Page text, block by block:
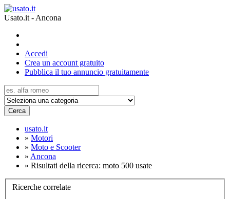
Usato.it - Ancona
Accedi
Crea un account gratuito
Pubblica il tuo annuncio gratuitamente
Cerca
usato.it
» Motori
» Moto e Scooter
» Ancona
» Risultati della ricerca: moto 500 usate
Ricerche correlate